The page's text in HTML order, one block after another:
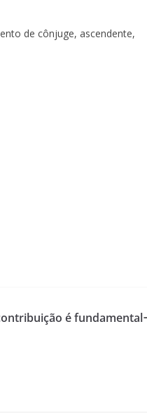
de cônjuge, ascendente,
é fundamental